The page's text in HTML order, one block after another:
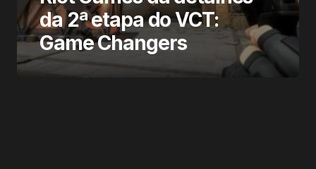
da 2ª etapa do VCT:
Game Changers